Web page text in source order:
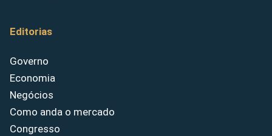
Editorias
Governo
Economia
Negócios
Como anda o mercado
Congresso